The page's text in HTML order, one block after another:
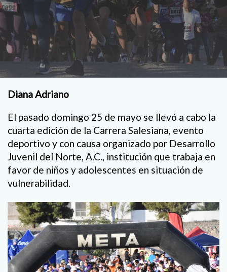
Diana Adriano
El pasado domingo 25 de mayo se llevó a cabo la
cuarta edición de la Carrera Salesiana, evento
deportivo y con causa organizado por Desarrollo
Juvenil del Norte, A.C., institución que trabaja en
favor de niños y adolescentes en situación de
vulnerabilidad.